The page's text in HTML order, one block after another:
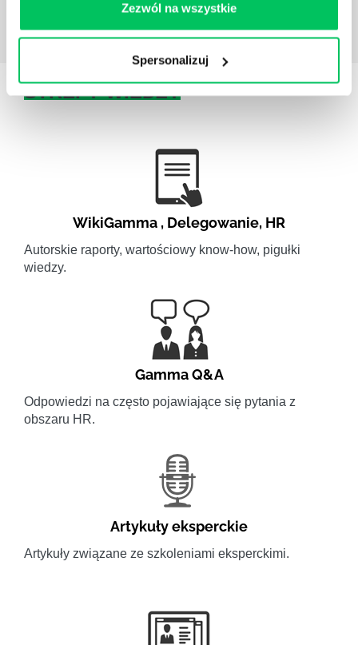
Zezwól na wszystkie
Spersonalizuj
STREFY WIEDZY
WikiGamma , Delegowanie, HR
Autorskie raporty, wartościowy know-how, pigułki
wiedzy.
Gamma Q&A
Odpowiedzi na często pojawiające się pytania z
obszaru HR.
Artykuły eksperckie
Artykuły związane ze szkoleniami eksperckimi.